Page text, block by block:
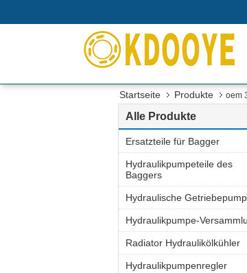
Startseite Produkte oem
Alle Produkte
Ersatzteile für Bagger
Hydraulikpumpeteile des
Baggers
Hydraulische
Hydraulikpumpe-
Radiator Hydraulikölkühler
Hydraulikpumpenregler